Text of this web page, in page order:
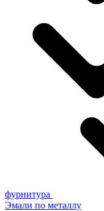
фурнитура
Эмали по металлу